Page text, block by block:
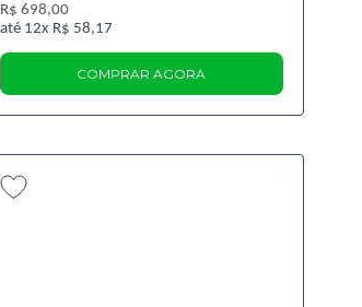
R$ 698,00
12x R$ 58,17
COMPRAR AGORA